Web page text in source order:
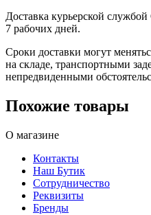
Доставка курьерской
7 рабочих дней.
Сроки доставки могут
на складе, транспортными
непредвиденными
Похожие товары
О магазине
Контакты
Наш Бутик
Сотрудничество
Реквизиты
Бренды